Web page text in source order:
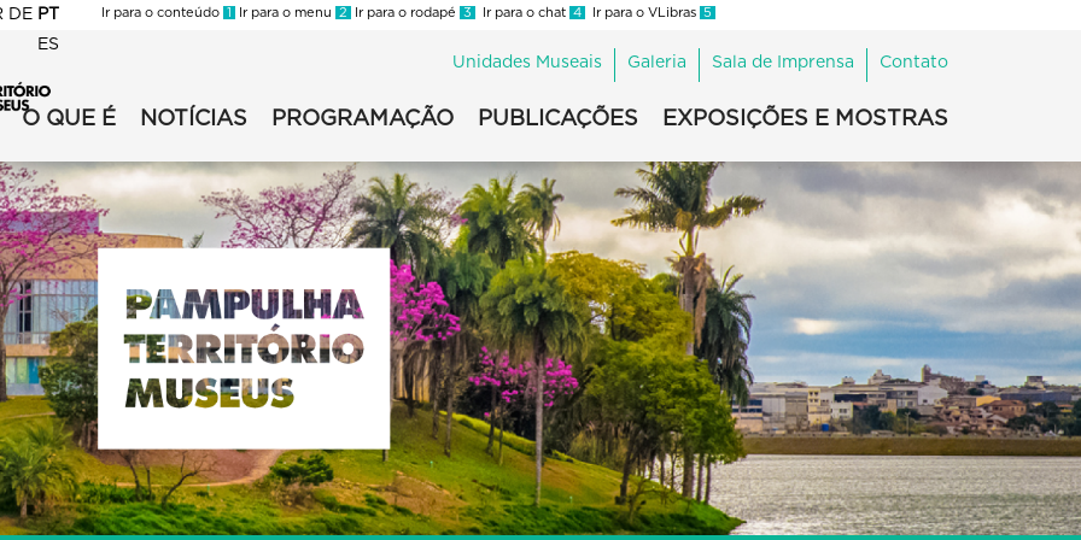
DE PT
ES
Ir para o conteúdo 1 Ir para o menu 2 Ir para o rodapé 3 Ir para o chat 4 Ir para o VLibras 5
Unidades Museais Galeria Sala de Imprensa Contato
O QUE É NOTÍCIAS PROGRAMAÇÃO PUBLICAÇÕES EXPOSIÇÕES E MOSTRAS